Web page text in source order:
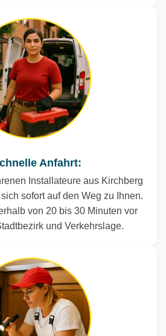
Anfahrt:
Installateure aus Kirchberg
sofort auf den Weg zu Ihnen.
von 20 bis 30 Minuten vor
und Verkehrslage.